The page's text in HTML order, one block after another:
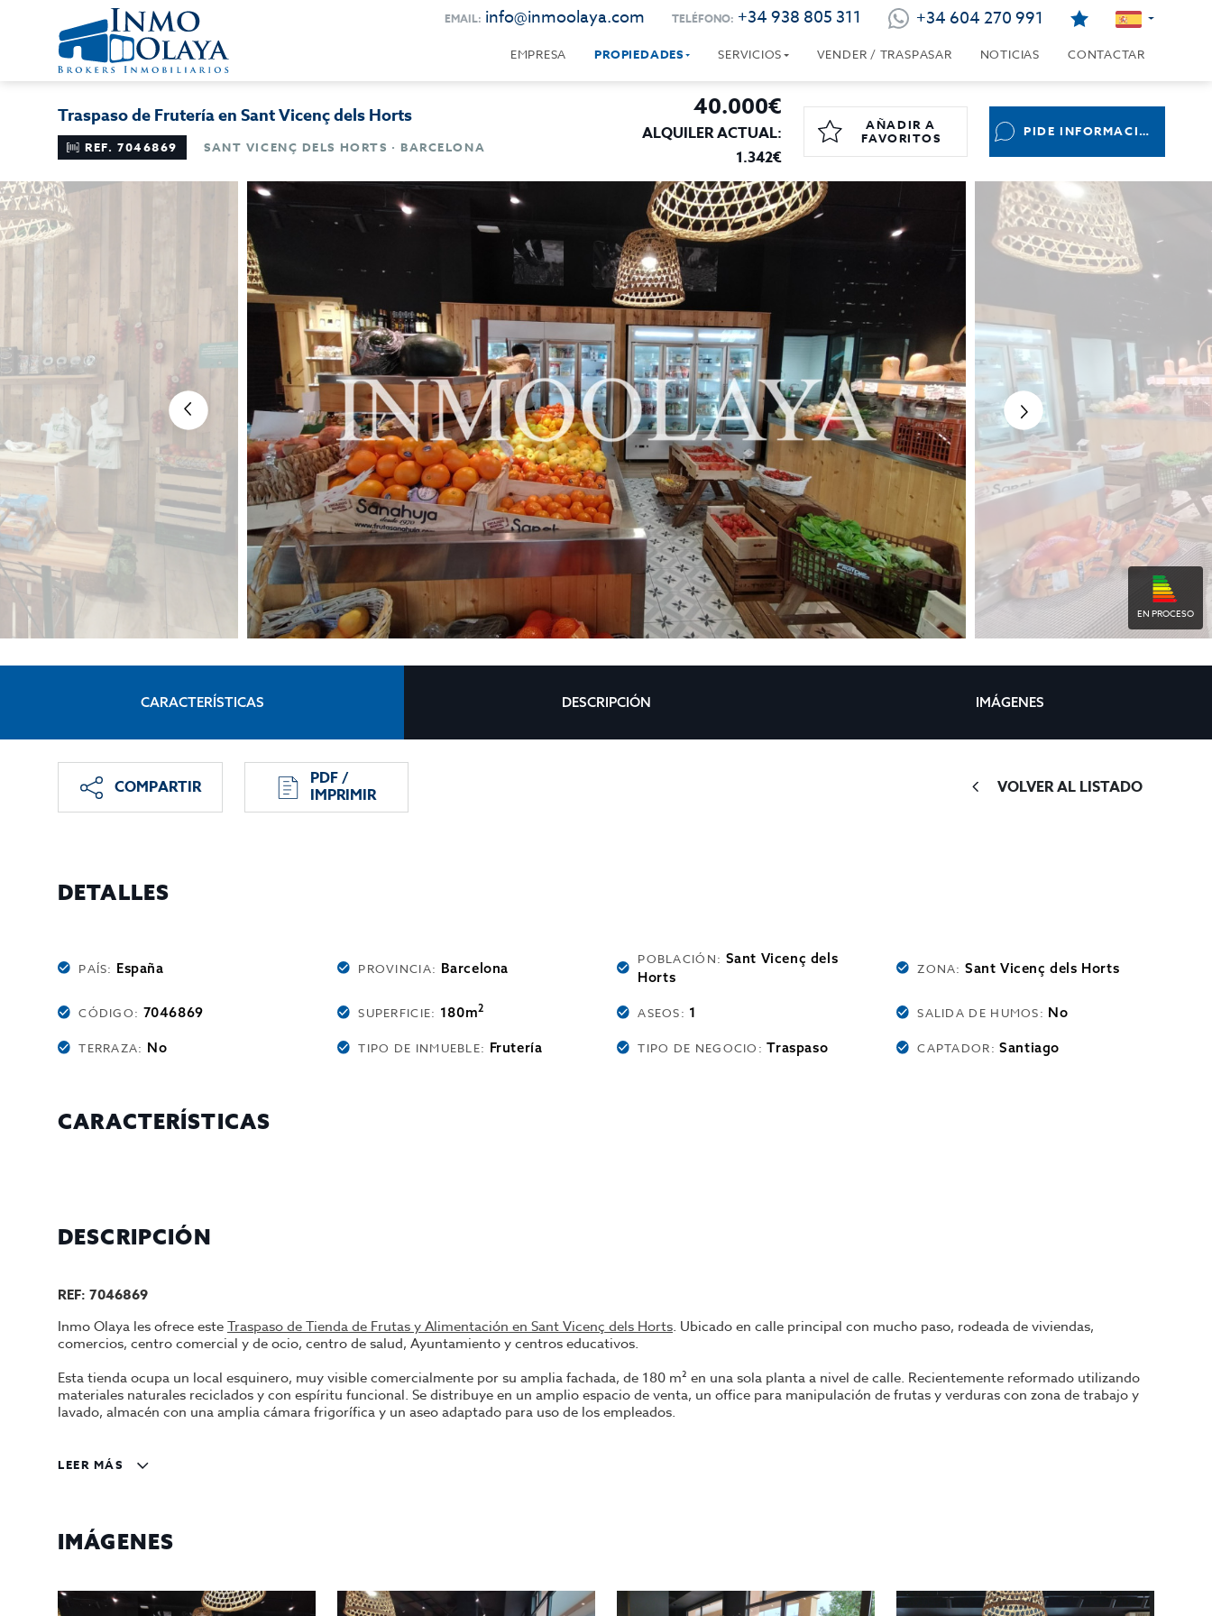
EMAIL: info@inmoolaya.com TELÉFONO: +34 938 805 311 +34 604 270 991
EMPRESA PROPIEDADES SERVICIOS VENDER / TRASPASAR NOTICIAS CONTACTAR
Traspaso de Frutería en Sant Vicenç dels Horts
REF. 7046869 SANT VICENÇ DELS HORTS · BARCELONA
40.000€
ALQUILER ACTUAL:
1.342€
AÑADIR A
FAVORITOS
PIDE INFORMACIÓN
EN PROCESO
CARACTERÍSTICAS DESCRIPCIÓN IMÁGENES
COMPARTIR PDF /
IMPRIMIR VOLVER AL LISTADO
DETALLES
PAÍS: España PROVINCIA: Barcelona
POBLACIÓN: Sant Vicenç dels
Horts
ZONA:Sant Vicenç dels Horts
CÓDIGO: 7046869 SUPERFICIE: 180m2 ASEOS: 1 SALIDA DE HUMOS: No
TERRAZA: No TIPO DE INMUEBLE: Frutería TIPO DE NEGOCIO:Traspaso CAPTADOR:Santiago
CARACTERÍSTICAS
DESCRIPCIÓN
REF: 7046869
Inmo Olaya les ofrece esteTraspaso de Tienda de Frutas y Alimentación en Sant Vicenç dels Horts. Ubicado en calle principal con mucho paso, rodeada de viviendas,
comercios, centro comercial y de ocio, centro de salud, Ayuntamiento y centros educativos.
Esta tienda ocupa un local esquinero, muy visible comercialmente por su amplia fachada, de 180 m² en una sola planta a nivel de calle. Recientemente reformado utilizando
materiales naturales reciclados y con espíritu funcional. Se distribuye en un amplio espacio de venta, un office para manipulación de frutas y verduras con zona de trabajo y
lavado, almacén con una amplia cámara frigorífica y un aseo adaptado para uso de los empleados.
Traspaso: 40.000 € más Alquiler: 1.342 €/mes
LEER MÁS
IMÁGENES